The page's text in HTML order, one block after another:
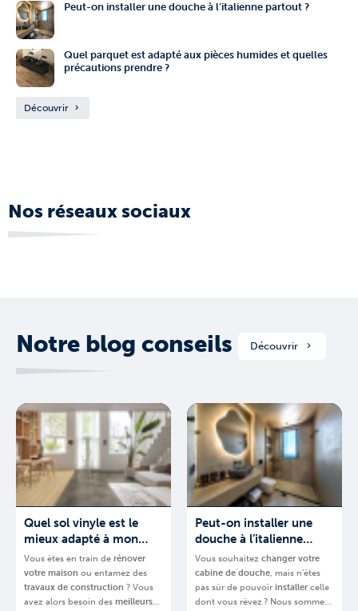
Peut-on installer une douche à l’italienne partout ?
Quel parquet est adapté aux pièces humides et quelles
précautions prendre ?
Découvrir
Nos réseaux sociaux
Notre blog conseils Découvrir
Quel sol vinyle est le
mieux adapté à mon
projet ?
Vous êtes en train de rénover
votre maison ou entamez des
travaux de construction ? Vous
avez alors besoin des meilleurs
Peut-on installer une
douche à l’italienne
partout ?
Vous souhaitez changer votre
cabine de douche , mais n’êtes
pas sûr de pouvoir installer celle
dont vous rêvez ? Nous sommes-